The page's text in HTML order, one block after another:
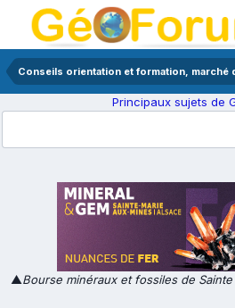
Principaux sujets de
▲Bourse minéraux et fossiles de